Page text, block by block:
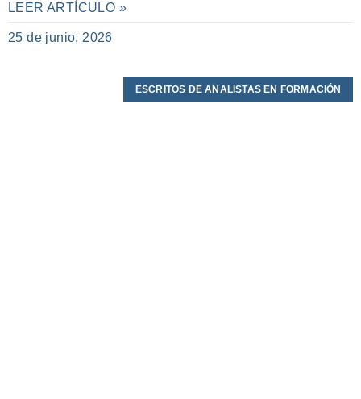
LEER ARTÍCULO »
25 de junio, 2026
ESCRITOS DE ANALISTAS EN FORMACIÓN